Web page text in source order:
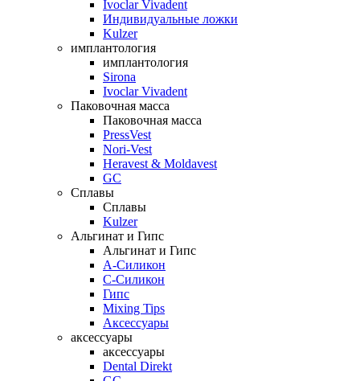
Ivoclar Vivadent
Индивидуальные ложки
Kulzer
имплантология
имплантология
Sirona
Ivoclar Vivadent
Паковочная масса
Паковочная масса
PressVest
Nori-Vest
Heravest & Moldavest
GC
Сплавы
Сплавы
Kulzer
Альгинат и Гипс
Альгинат и Гипс
A-Силикон
C-Силикон
Гипс
Mixing Tips
Аксессуары
аксессуары
аксессуары
Dental Direkt